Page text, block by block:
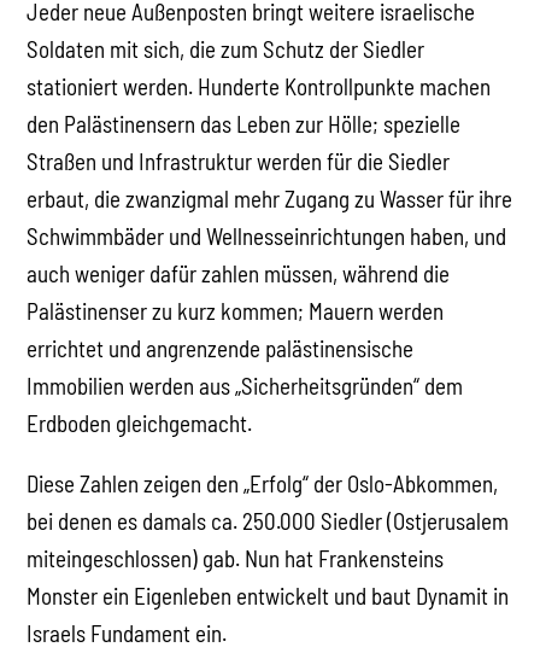
Jeder neue Außenposten bringt weitere israelische
Soldaten mit sich, die zum Schutz der Siedler
stationiert werden. Hunderte Kontrollpunkte machen
den Palästinensern das Leben zur Hölle; spezielle
Straßen und Infrastruktur werden für die Siedler
erbaut, die zwanzigmal mehr Zugang zu Wasser für ihre
Schwimmbäder und Wellnesseinrichtungen haben, und
auch weniger dafür zahlen müssen, während die
Palästinenser zu kurz kommen; Mauern werden
errichtet und angrenzende palästinensische
Immobilien werden aus „Sicherheitsgründen“ dem
Erdboden gleichgemacht.
Diese Zahlen zeigen den „Erfolg“ der Oslo-Abkommen,
bei denen es damals ca. 250.000 Siedler (Ostjerusalem
miteingeschlossen) gab. Nun hat Frankensteins
Monster ein Eigenleben entwickelt und baut Dynamit in
Israels Fundament ein.